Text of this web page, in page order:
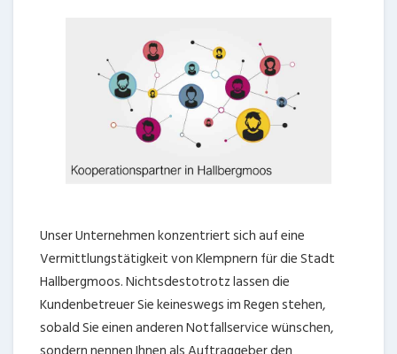
Unser Unternehmen konzentriert sich auf eine
Vermittlungstätigkeit von Klempnern für die Stadt
Hallbergmoos. Nichtsdestotrotz lassen die
Kundenbetreuer Sie keineswegs im Regen stehen,
sobald Sie einen anderen Notfallservice wünschen,